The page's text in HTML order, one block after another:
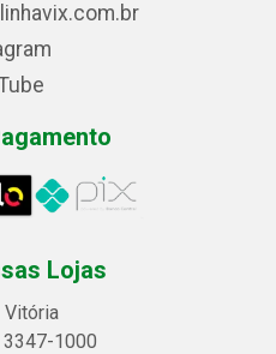
Lojas
Vitória
3347-1000